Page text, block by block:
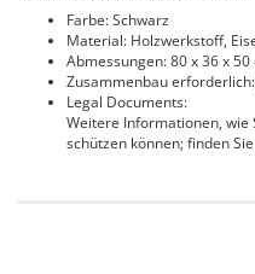
Farbe: Schwarz
Material: Holzwerkstoff,
Abmessungen: 80 x 36 x 50
Zusammenbau erforderlich:
Legal Documents:
Weitere Informationen, wie
schützen können; finden Sie